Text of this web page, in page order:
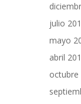
julio
mayo
abril
octubre